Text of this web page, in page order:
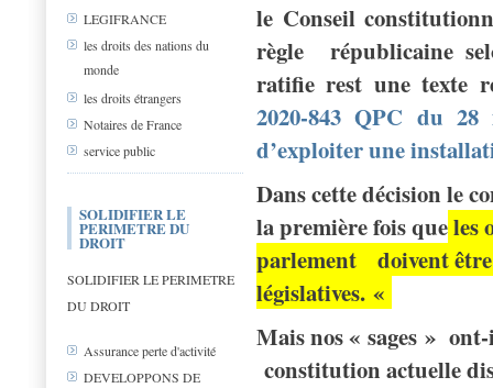
LEGIFRANCE
les droits des nations du
monde
les droits étrangers
Notaires de France
service public
SOLIDIFIER LE
PERIMETRE DU
DROIT
SOLIDIFIER LE PERIMETRE
DU DROIT
Assurance perte d'activité
DEVELOPPONS DE
le Conseil
règle républicaine
ratifie rest une texte
2020-843 QPC du
d’exploiter une
Dans cette décision le
la première fois queles
parlement doivent être
législatives. «
Mais nos « sages »
constitution actuelle